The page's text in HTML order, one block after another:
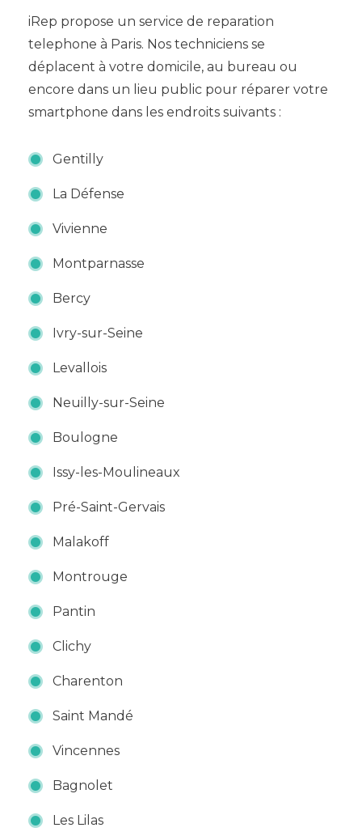
iRep propose un service de reparation
telephone à Paris. Nos techniciens se
déplacent à votre domicile, au bureau ou
encore dans un lieu public pour réparer votre
smartphone dans les endroits suivants :
Gentilly
La Défense
Vivienne
Montparnasse
Bercy
Ivry-sur-Seine
Levallois
Neuilly-sur-Seine
Boulogne
Issy-les-Moulineaux
Pré-Saint-Gervais
Malakoff
Montrouge
Pantin
Clichy
Charenton
Saint Mandé
Vincennes
Bagnolet
Les Lilas